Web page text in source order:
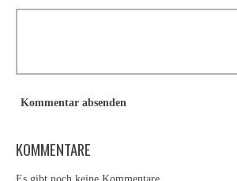
Kommentar absenden
KOMMENTARE